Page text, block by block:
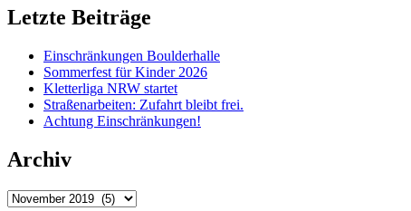
Letzte Beiträge
Einschränkungen Boulderhalle
Sommerfest für Kinder 2026
Kletterliga NRW startet
Straßenarbeiten: Zufahrt bleibt frei.
Achtung Einschränkungen!
Archiv
Archiv